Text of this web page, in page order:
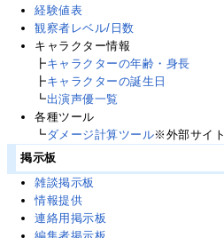
経験値表
観察者レベル/日数
キャラクター情報
┣キャラクターの年齢・身長
┣キャラクターの誕生日
┗出演声優一覧
各種ツール
┗ダメージ計算ツール※外部サイト
掲示板
雑談掲示板
情報提供
連絡用掲示板